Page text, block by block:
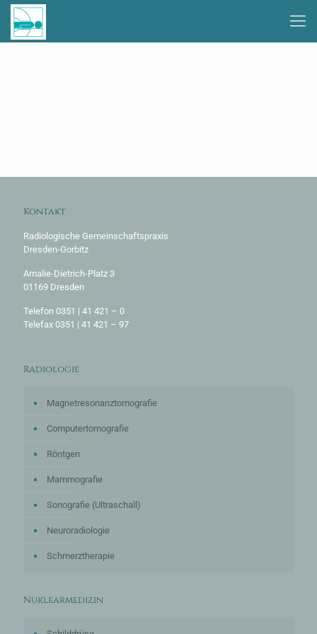
Kontakt
Radiologische Gemeinschaftspraxis
Dresden-Gorbitz
Amalie-Dietrich-Platz 3
01169 Dresden
Telefon 0351 | 41 421 – 0
Telefax 0351 | 41 421 – 97
Radiologie
Magnetresonanztomografie
Computertomografie
Röntgen
Mammografie
Sonografie (Ultraschall)
Neuroradiologie
Schmerztherapie
Nuklearmedizin